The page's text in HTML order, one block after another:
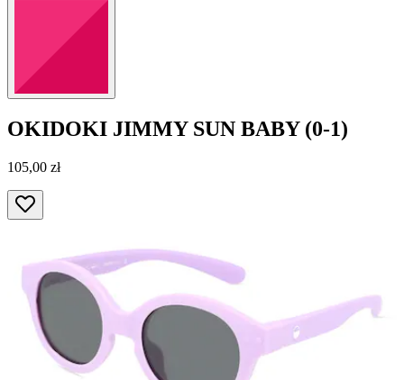
OKIDOKI JIMMY SUN BABY (0-1)
105,00 zł